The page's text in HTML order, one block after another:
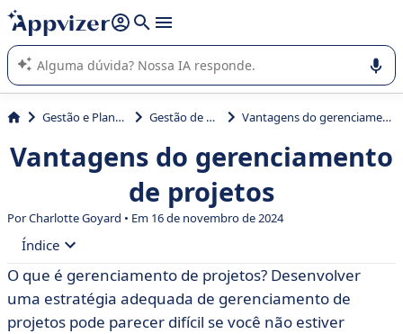
de nossa IA (várias linhas com
A IA do Appvizer o orienta no uso ou na seleção de software
SaaS para sua empresa.
Gestão e Planejamento Gestão de projetos Vantagens do gerenciamento de projetos
Vantagens do gerenciamento
de projetos
Por Charlotte Goyard • Em 16 de novembro de 2024
Índice
• Ser capaz de avaliar se o projeto é viável
• Melhor antecipação de eventos
O que é gerenciamento de projetos? Desenvolver
uma estratégia adequada de gerenciamento de
projetos pode parecer difícil se você não estiver